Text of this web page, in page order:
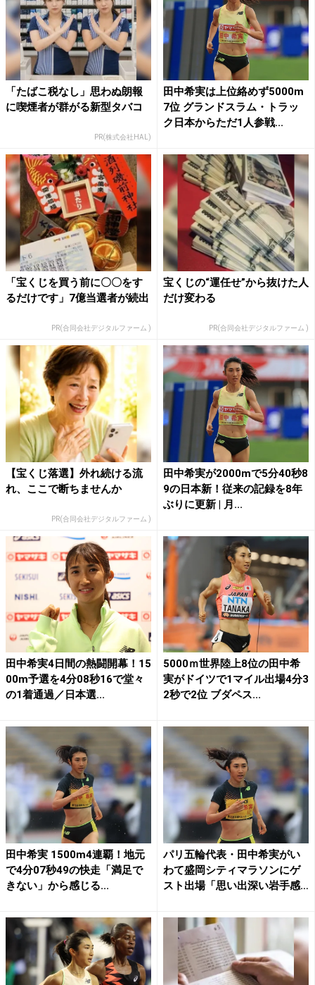
「たばこ税なし」思わぬ朗報
に喫煙者が群がる新型タバコ
PR(株式会社HAL)
田中希実は上位絡めず5000m
7位 グランドスラム・トラッ
ク日本からただ1人参戦...
「宝くじを買う前に〇〇をす
るだけです」7億当選者が続出
PR(合同会社デジタルファーム )
宝くじの“運任せ”から抜けた人
だけ変わる
PR(合同会社デジタルファーム )
【宝くじ落選】外れ続ける流
れ、ここで断ちませんか
PR(合同会社デジタルファーム )
田中希実が2000mで5分40秒8
9の日本新！従来の記録を8年
ぶりに更新 | 月...
田中希実4日間の熱闘開幕！15
00m予選を4分08秒16で堂々
の1着通過／日本選...
5000ｍ世界陸上8位の田中希
実がドイツで1マイル出場4分3
2秒で2位 ブダペス...
田中希実 1500m4連覇！地元
で4分07秒49の快走「満足で
きない」から感じる...
パリ五輪代表・田中希実がい
わて盛岡シティマラソンにゲ
スト出場「思い出深い岩手感